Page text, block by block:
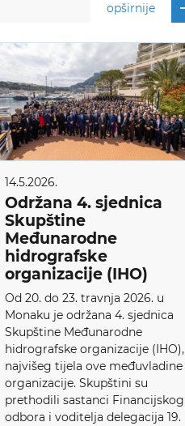
opširnije
14.5.2026.
Održana 4. sjednica
Skupštine
Međunarodne
hidrografske
organizacije (IHO)
Od 20. do 23. travnja 2026. u
Monaku je održana 4. sjednica
Skupštine Međunarodne
hidrografske organizacije (IHO),
najvišeg tijela ove međuvladine
organizacije. Skupštini su
prethodili sastanci Financijskog
odbora i voditelja delegacija 19.